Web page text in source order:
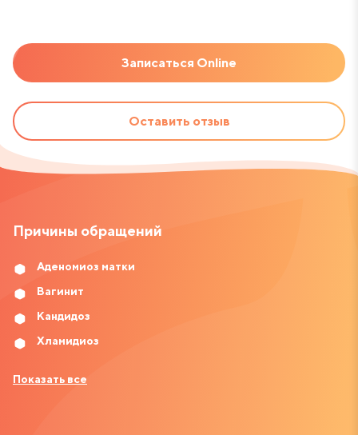
Записаться Online
Оставить отзыв
Причины обращений
Аденомиоз матки
Вагинит
Кандидоз
Хламидиоз
Показать все